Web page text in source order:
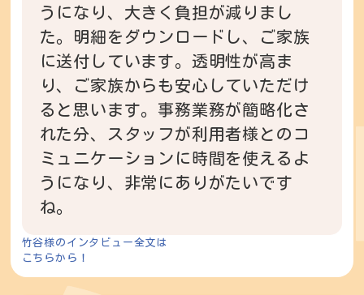
うになり、大きく負担が減りまし
た。明細をダウンロードし、ご家族
に送付しています。透明性が高ま
り、ご家族からも安心していただけ
ると思います。事務業務が簡略化さ
れた分、スタッフが利用者様とのコ
ミュニケーションに時間を使えるよ
うになり、非常にありがたいです
ね。
竹谷様のインタビュー全文は
こちらから！